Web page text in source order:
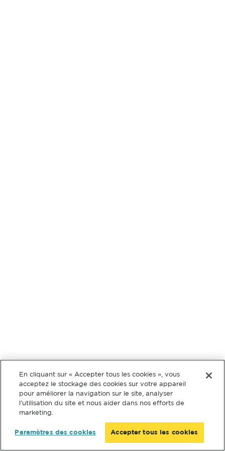
En cliquant sur « Accepter tous les cookies », vous
acceptez le stockage des cookies sur votre appareil
pour améliorer la navigation sur le site, analyser
l’utilisation du site et nous aider dans nos efforts de
marketing.
Paramètres des cookies Accepter tous les cookies